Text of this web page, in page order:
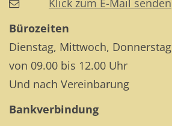
Bürozeiten
Dienstag, Mittwoch, Donnerstag
von 09.00 bis 12.00 Uhr
Und nach Vereinbarung
Bankverbindung